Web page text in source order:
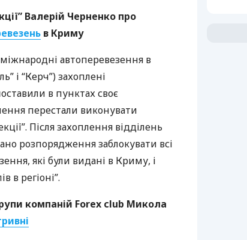
Валерій Черненко про
в Криму
автоперевезення в
і “Керч”) захоплені
в пунктах своє
перестали виконувати
Після захоплення відділень
розпорядження заблокувати всі
які були видані в Криму, і
в регіоні”.
компаній Forex club Микола